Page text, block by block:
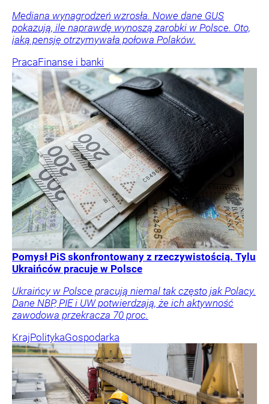
Mediana wynagrodzeń wzrosła. Nowe dane GUS
pokazują, ile naprawdę wynoszą zarobki w Polsce. Oto,
jaką pensję otrzymywała połowa Polaków.
PracaFinanse i banki
Pomysł PiS skonfrontowany z rzeczywistością. Tylu
Ukraińców pracuje w Polsce
Ukraińcy w Polsce pracują niemal tak często jak Polacy.
Dane NBP, PIE i UW potwierdzają, że ich aktywność
zawodowa przekracza 70 proc.
KrajPolitykaGospodarka